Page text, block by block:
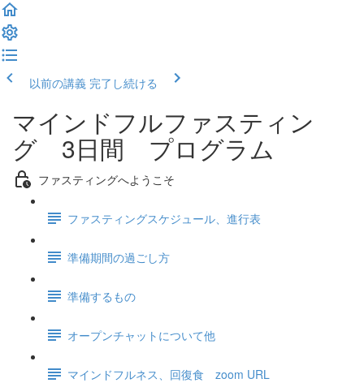
以前の講義 完了し続ける
マインドフルファスティン
グ 3日間 プログラム
ファスティングへようこそ
ファスティングスケジュール、進行表
準備期間の過ごし方
準備するもの
オープンチャットについて他
マインドフルネス、回復食 zoom URL